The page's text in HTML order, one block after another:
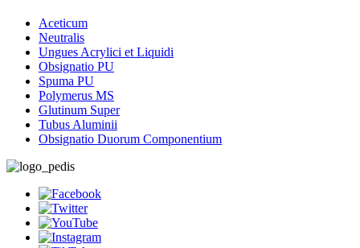
Aceticum
Neutralis
Ungues Acrylici et Liquidi
Obsignatio PU
Spuma PU
Polymerus MS
Glutinum Super
Tubus Aluminii
Obsignatio Duorum Componentium